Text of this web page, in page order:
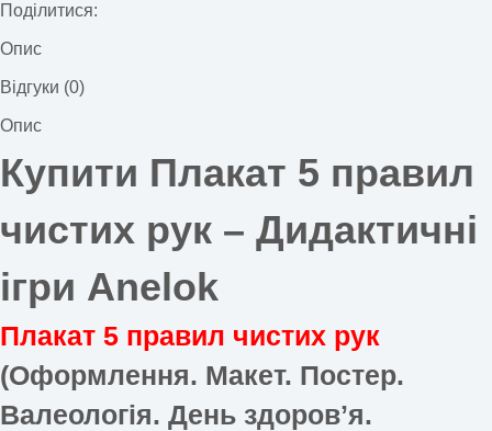
Поділитися:
Опис
Відгуки (0)
Опис
Купити Плакат 5 правил
чистих рук – Дидактичні
ігри Anelok
Плакат 5 правил чистих рук
(Оформлення. Макет. Постер.
Валеологія. День здоровʼя.